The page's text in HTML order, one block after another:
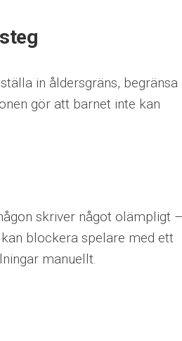
in åldersgräns, begränsa
gör att barnet inte kan
skriver något olämpligt –
blockera spelare med ett
manuellt.